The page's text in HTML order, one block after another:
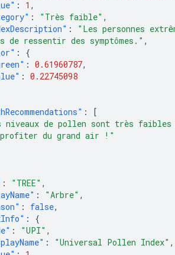
: 1 ,
: "Très faible" ,
:
"Les personnes
de ressentir des symptômes." ,
:
{
: 0.61960787,
: 0.22745098
:
[
niveaux de pollen sont très
du grand air !"
: "TREE" ,
: "Arbre" ,
: false,
:
{
: "UPI" ,
: "Universal Pollen Index" ,